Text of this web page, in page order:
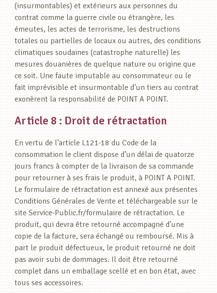
(insurmontables) et extérieurs aux personnes du
contrat comme la guerre civile ou étrangère, les
émeutes, les actes de terrorisme, les destructions
totales ou partielles de locaux ou autres, des conditions
climatiques soudaines (catastrophe naturelle) les
mesures douanières de quelque nature ou origine que
ce soit. Une faute imputable au consommateur ou le
fait imprévisible et insurmontable d’un tiers au contrat
exonèrent la responsabilité de POINT A POINT.
Article 8 : Droit de rétractation
En vertu de l’article L121-18 du Code de la
consommation le client dispose d’un délai de quatorze
jours francs à compter de la livraison de sa commande
pour retourner à ses frais le produit, à POINT A POINT.
Le formulaire de rétractation est annexé aux présentes
Conditions Générales de Vente et téléchargeable sur le
site Service-Public.fr/formulaire de rétractation. Le
produit, qui devra être retourné accompagné d’une
copie de la facture, sera échangé ou remboursé. Mis à
part le produit défectueux, le produit retourné ne doit
pas avoir subi de dommages. Il doit être retourné
complet dans un emballage scellé et en bon état, avec
tous ses accessoires.